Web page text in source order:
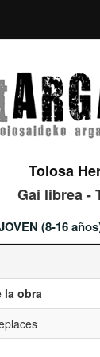
Tolosa
Gai librea -
(8-16
la obra